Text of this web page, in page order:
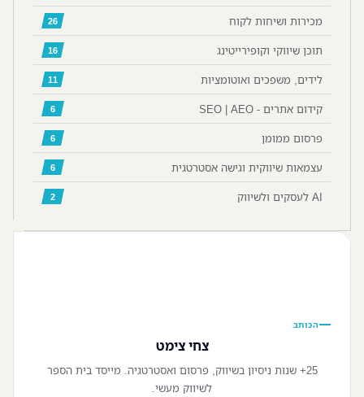
מכירות ושיחות לקוח 26
תוכן שיווקי וקופירייטינג 16
לידים, משפכים ואוטומציות 11
קידום אתרים - SEO | AEO 6
פרסום ממומן 6
עצמאות שיווקית וגישה אסטרטגית 6
AI לעסקים ולשיווק 2
הכותב
צחי צימט
25+ שנות ניסיון בשיווק, פרסום ואסטרטגיה. מייסד בית הספר
לשיווק מעשי.